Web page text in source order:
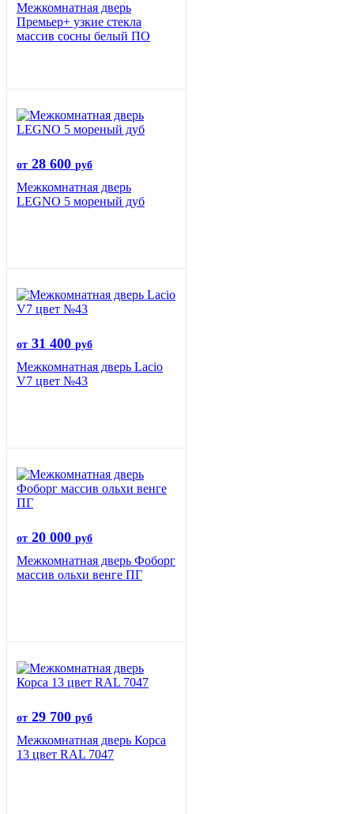
Межкомнатная дверь
Премьер+ узкие стекла
массив сосны белый ПО
от 28 600 руб
Межкомнатная дверь
LEGNO 5 мореный дуб
от 31 400 руб
Межкомнатная дверь Lacio
V7 цвет №43
от 20 000 руб
Межкомнатная дверь Фоборг
массив ольхи венге ПГ
от 29 700 руб
Межкомнатная дверь Корса
13 цвет RAL 7047